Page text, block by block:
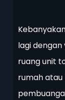
lagi
ruang unit
rumah